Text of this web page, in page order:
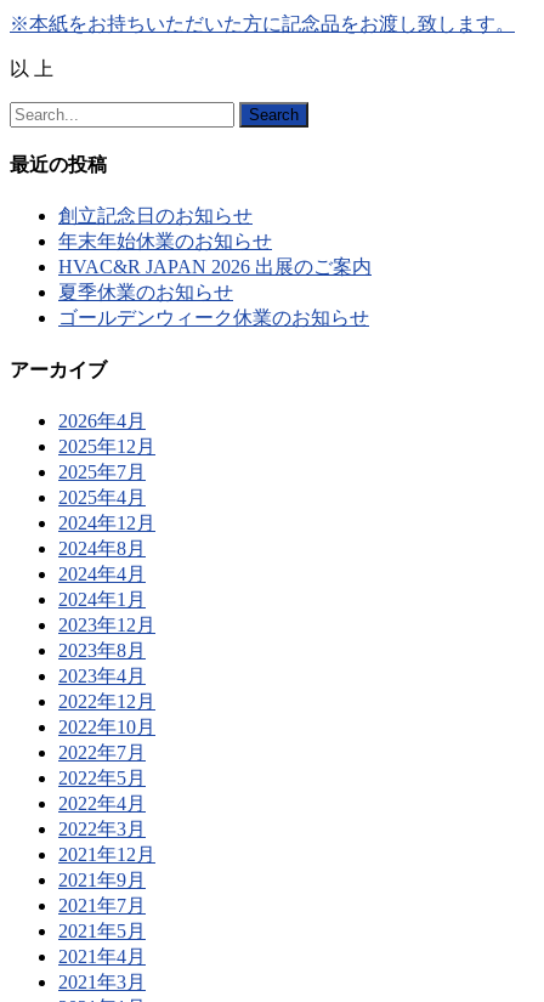
※本紙をお持ちいただいた方に記念品をお渡し致します。
以 上
Search
最近の投稿
創立記念日のお知らせ
年末年始休業のお知らせ
HVAC&R JAPAN 2026 出展のご案内
夏季休業のお知らせ
ゴールデンウィーク休業のお知らせ
アーカイブ
2026年4月
2025年12月
2025年7月
2025年4月
2024年12月
2024年8月
2024年4月
2024年1月
2023年12月
2023年8月
2023年4月
2022年12月
2022年10月
2022年7月
2022年5月
2022年4月
2022年3月
2021年12月
2021年9月
2021年7月
2021年5月
2021年4月
2021年3月